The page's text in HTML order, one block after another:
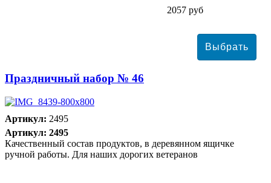
2057 руб
Праздничный набор № 46
Артикул: 2495
Артикул: 2495
Качественный состав продуктов, в деревянном ящичке
ручной работы. Для наших дорогих ветеранов